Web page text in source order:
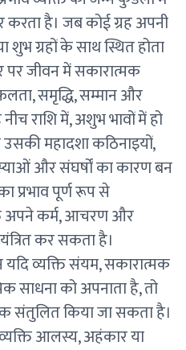
करता है। जब कोई ग्रह अपनी
ग्रहों के साथ स्थित होता
पर जीवन में सकारात्मक
समृद्धि, सम्मान और
राशि में, अशुभ भावों में हो
उसकी महादशा कठिनाइयों,
और संघर्षों का कारण बन
प्रभाव पूर्ण रूप से
अपने कर्म, आचरण और
कर सकता है।
व्यक्ति संयम, सकारात्मक
साधना को अपनाता है, तो
किया जा सकता है।
आलस्य, अहंकार या